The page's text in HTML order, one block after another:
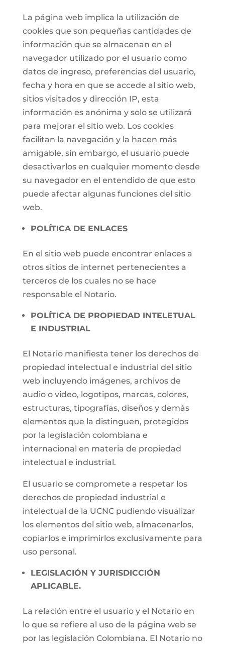
La página web implica la utilización de
cookies que son pequeñas cantidades de
información que se almacenan en el
navegador utilizado por el usuario como
datos de ingreso, preferencias del usuario,
fecha y hora en que se accede al sitio web,
sitios visitados y dirección IP, esta
información es anónima y solo se utilizará
para mejorar el sitio web. Los cookies
facilitan la navegación y la hacen más
amigable, sin embargo, el usuario puede
desactivarlos en cualquier momento desde
su navegador en el entendido de que esto
puede afectar algunas funciones del sitio
web.
POLÍTICA DE ENLACES
En el sitio web puede encontrar enlaces a
otros sitios de internet pertenecientes a
terceros de los cuales no se hace
responsable el Notario.
POLÍTICA DE PROPIEDAD INTELETUAL
E INDUSTRIAL
El Notario manifiesta tener los derechos de
propiedad intelectual e industrial del sitio
web incluyendo imágenes, archivos de
audio o video, logotipos, marcas, colores,
estructuras, tipografías, diseños y demás
elementos que la distinguen, protegidos
por la legislación colombiana e
internacional en materia de propiedad
intelectual e industrial.
El usuario se compromete a respetar los
derechos de propiedad industrial e
intelectual de la UCNC pudiendo visualizar
los elementos del sitio web, almacenarlos,
copiarlos e imprimirlos exclusivamente para
uso personal.
LEGISLACIÓN Y JURISDICCIÓN
APLICABLE.
La relación entre el usuario y el Notario en
lo que se refiere al uso de la página web se
por las legislación Colombiana. El Notario no